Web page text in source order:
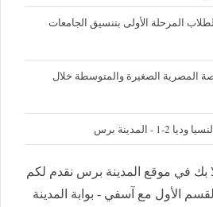
المرحلة الأولى بتنسيق الجامعات
المصرية الصغيرة والمتوسطة خلال
- المدينة برس
بك في موقع المدينة برس نقدم لكم
الأول مع آسفي - بوابة المدينة